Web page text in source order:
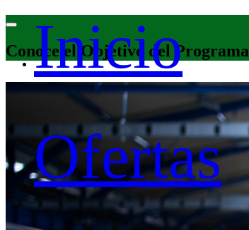
Inicio
Ofertas
Conoce el Objetivo del Programa